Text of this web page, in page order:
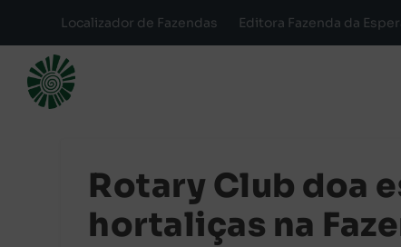
Localizador de Fazendas Editora Fazenda da
Rotary Club doa
hortaliças na